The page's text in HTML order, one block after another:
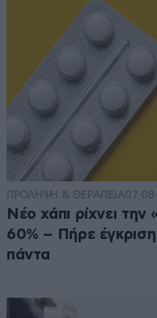
ΠΡΟΛΗΨΗ & ΘΕΡΑΠΕΙΑ
Νέο χάπι ρίχνει
60% – Πήρε έγκριση
πάντα